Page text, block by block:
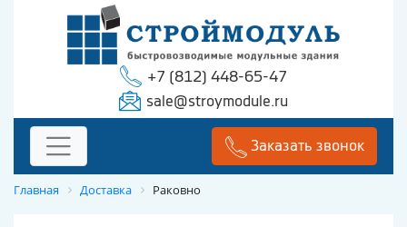
+7 (812) 448-65-47
sale@stroymodule.ru
Заказать звонок
Главная Доставка Раковно